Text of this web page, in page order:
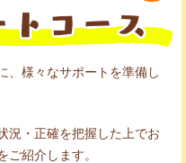
、様々なサポートを準備し
況・正確を把握した上でお
紹介します。